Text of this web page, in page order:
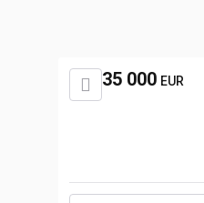
35 000 EUR